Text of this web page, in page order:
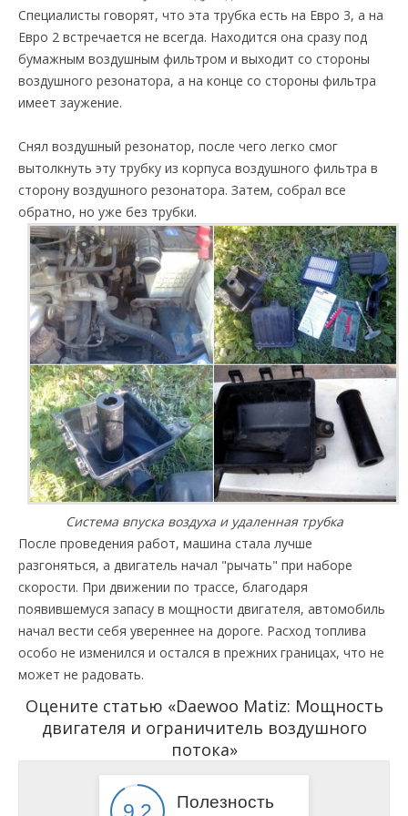
Специалисты говорят, что эта трубка есть на Евро 3, а на
Евро 2 встречается не всегда. Находится она сразу под
бумажным воздушным фильтром и выходит со стороны
воздушного резонатора, а на конце со стороны фильтра
имеет заужение.
Снял воздушный резонатор, после чего легко смог
вытолкнуть эту трубку из корпуса воздушного фильтра в
сторону воздушного резонатора. Затем, собрал все
обратно, но уже без трубки.
Система впуска воздуха и удаленная трубка
После проведения работ, машина стала лучше
разгоняться, а двигатель начал "рычать" при наборе
скорости. При движении по трассе, благодаря
появившемуся запасу в мощности двигателя, автомобиль
начал вести себя увереннее на дороге. Расход топлива
особо не изменился и остался в прежних границах, что не
может не радовать.
Оцените статью «Daewoo Matiz: Мощность
двигателя и ограничитель воздушного
потока»
Полезность